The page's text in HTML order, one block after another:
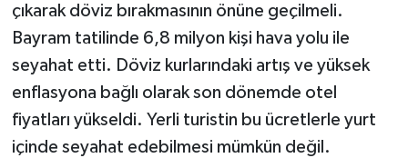
çıkarak döviz bırakmasının önüne geçilmeli.
Bayram tatilinde 6,8 milyon kişi hava yolu ile
seyahat etti. Döviz kurlarındaki artış ve yüksek
enflasyona bağlı olarak son dönemde otel
fiyatları yükseldi. Yerli turistin bu ücretlerle yurt
içinde seyahat edebilmesi mümkün değil.